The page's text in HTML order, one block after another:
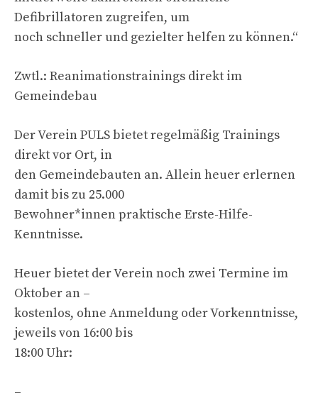
Defibrillatoren zugreifen, um
noch schneller und gezielter helfen zu können.“
Zwtl.: Reanimationstrainings direkt im
Gemeindebau
Der Verein PULS bietet regelmäßig Trainings
direkt vor Ort, in
den Gemeindebauten an. Allein heuer erlernen
damit bis zu 25.000
Bewohner*innen praktische Erste-Hilfe-
Kenntnisse.
Heuer bietet der Verein noch zwei Termine im
Oktober an –
kostenlos, ohne Anmeldung oder Vorkenntnisse,
jeweils von 16:00 bis
18:00 Uhr:
–